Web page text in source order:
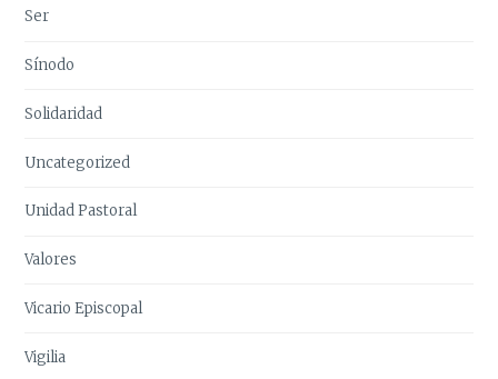
Ser
Sínodo
Solidaridad
Uncategorized
Unidad Pastoral
Valores
Vicario Episcopal
Vigilia